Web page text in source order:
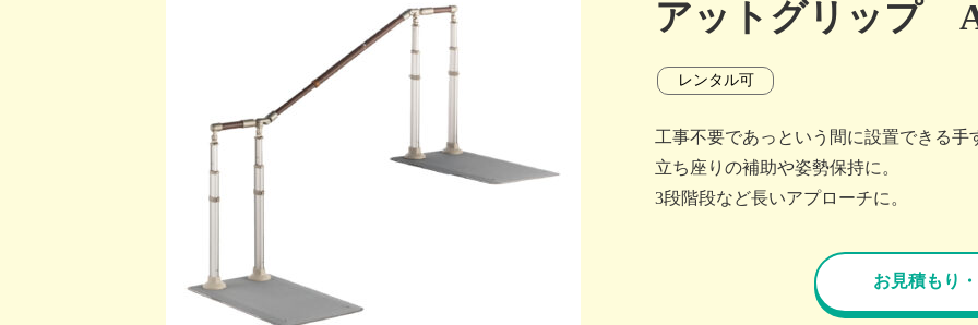
アットグリップ
レンタル可
工事不要であっという間に設置できる手
立ち座りの補助や姿勢保持に。
3段階段など長いアプローチに。
お見積もり